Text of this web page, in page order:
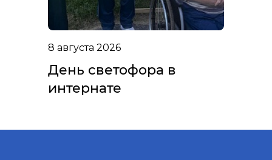
8 августа 2026
День светофора в
интернате